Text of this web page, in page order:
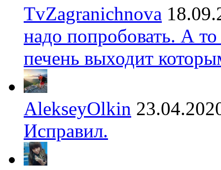
TvZagranichnova
надо попробовать. А
печень выходит
AlekseyOlkin
Исправил.